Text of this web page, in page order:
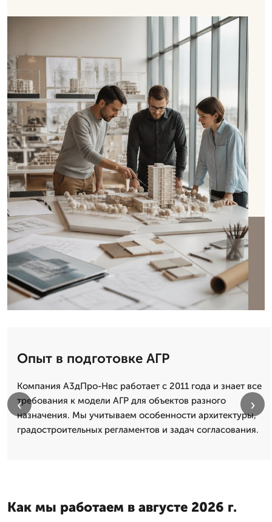
Опыт в подготовке АГР
Компания А3дПро-Нвс работает с 2011 года и знает все
требования к модели АГР для объектов разного
назначения. Мы учитываем особенности архитектуры,
градостроительных регламентов и задач согласования.
‹ ›
Как мы работаем в августе 2026 г.